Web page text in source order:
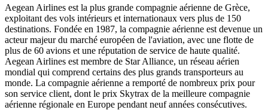
Aegean Airlines est la plus grande compagnie aérienne de Grèce,
exploitant des vols intérieurs et internationaux vers plus de 150
destinations. Fondée en 1987, la compagnie aérienne est devenue un
acteur majeur du marché européen de l'aviation, avec une flotte de
plus de 60 avions et une réputation de service de haute qualité.
Aegean Airlines est membre de Star Alliance, un réseau aérien
mondial qui comprend certains des plus grands transporteurs au
monde. La compagnie aérienne a remporté de nombreux prix pour
son service client, dont le prix Skytrax de la meilleure compagnie
aérienne régionale en Europe pendant neuf années consécutives.